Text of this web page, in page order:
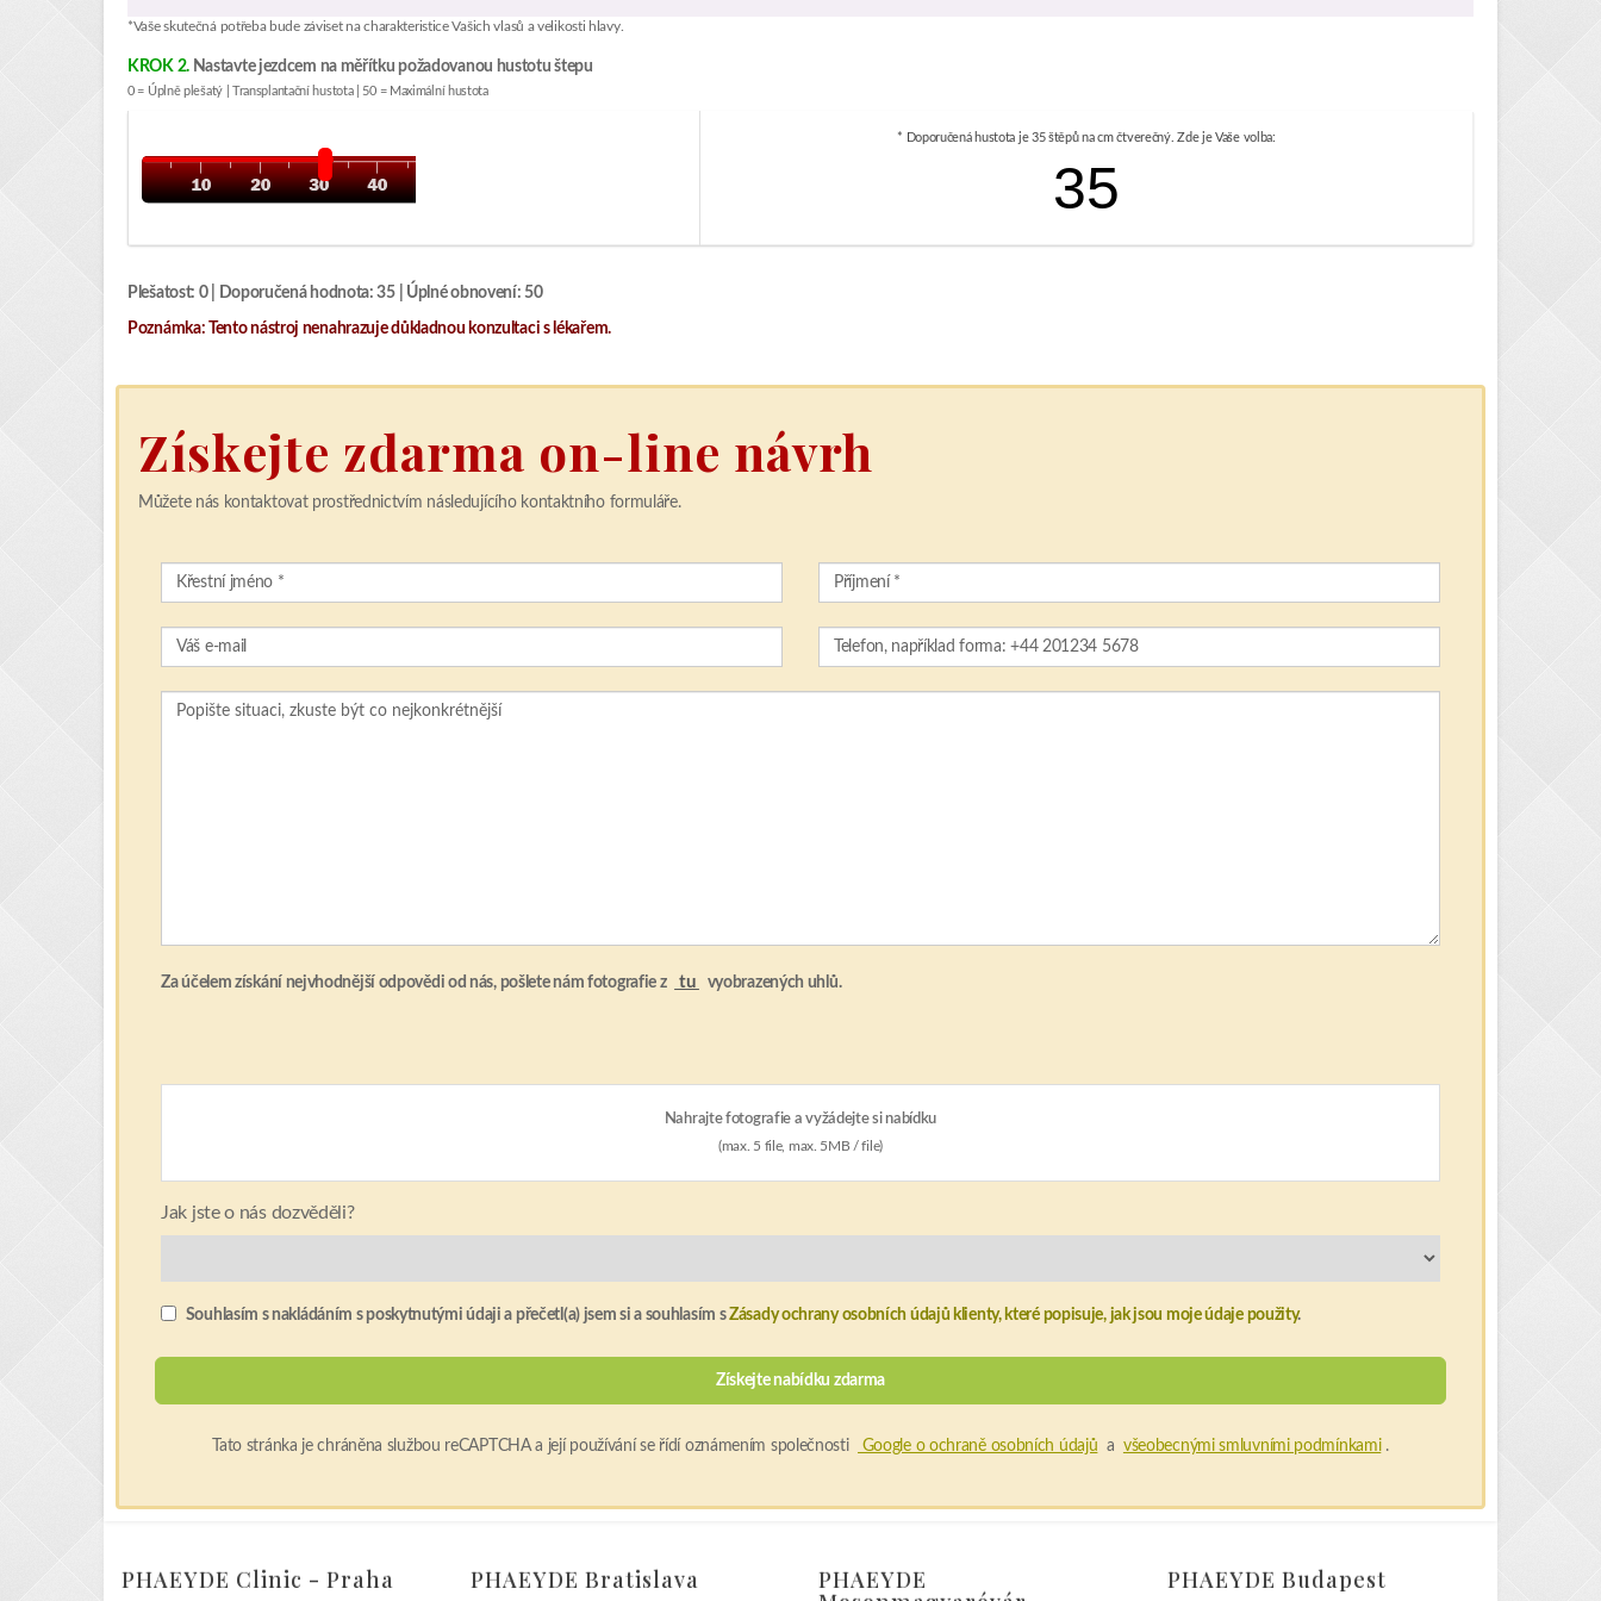
*Vaše skutečná potřeba bude záviset na charakteristice Vašich vlasů a velikosti hlavy.
KROK 2.Nastavte jezdcem na měřítku požadovanou hustotu štepu
0 = Úplně plešatý | Transplantační hustota | 50 = Maximální hustota
* Doporučená hustota je 35 štěpů na cm čtverečný. Zde je Vaše volba:
35
Plešatost: 0 | Doporučená hodnota: 35 | Úplné obnovení: 50
Poznámka: Tento nástroj nenahrazuje důkladnou konzultaci s lékařem.
Získejte zdarma on-line návrh
Můžete nás kontaktovat prostřednictvím následujícího kontaktního formuláře.
Za účelem získání nejvhodnější odpovědi od nás, pošlete nám fotografie z tu vyobrazených uhlů.
Nahrajte fotografie a vyžádejte si nabídku
(max. 5 file, max. 5MB / file)
Jak jste o nás dozvěděli?
Souhlasím s nakládáním s poskytnutými údaji a přečetl(a) jsem si a souhlasím sZásady ochrany osobních údajů klienty, které popisuje, jak jsou moje údaje použity.
Tato stránka je chráněna službou reCAPTCHA a její používání se řídí oznámením společnosti Google o ochraně osobních údajů a všeobecnými smluvními podmínkami.
PHAEYDE Clinic - Praha PHAEYDE Bratislava PHAEYDE PHAEYDE Budapest